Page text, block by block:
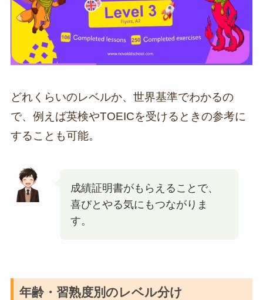
どれくらいのレベルか、世界基準でわかるの
で、例えば英検やTOEICを受けるときの参考に
することも可能。
成績証明書がもらえることで、
喜びとやる気にもつながりま
す。
年齢・習熟度別のレベル分け